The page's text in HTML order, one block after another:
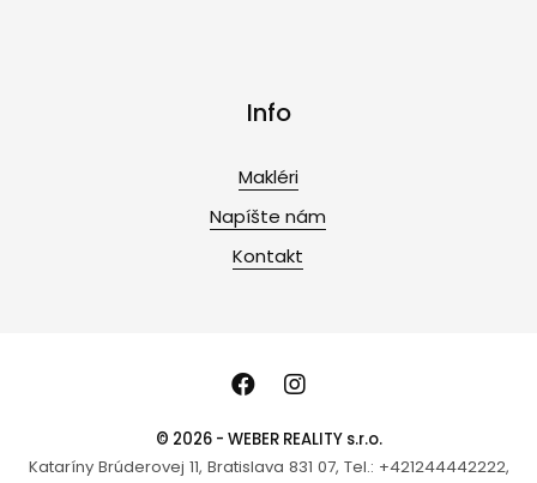
Info
Makléri
Napíšte nám
Kontakt
© 2026 - WEBER REALITY s.r.o.
Kataríny Brúderovej 11, Bratislava 831 07, Tel.: +421244442222,